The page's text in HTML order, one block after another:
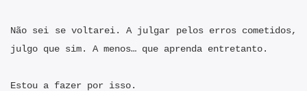
Não sei se voltarei. A julgar pelos erros cometidos,
julgo que sim. A menos… que aprenda entretanto.
Estou a fazer por isso.